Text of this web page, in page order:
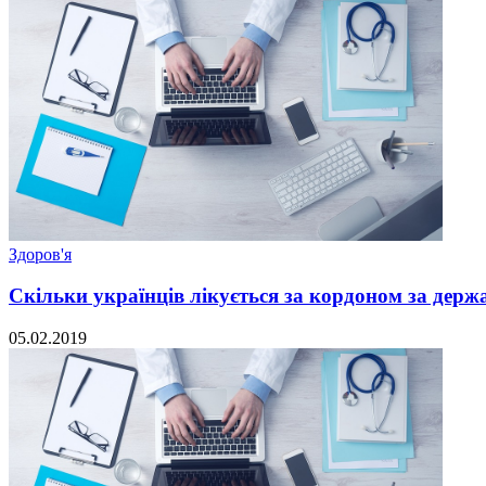
Здоров'я
Скільки українців лікується за кордоном за
05.02.2019